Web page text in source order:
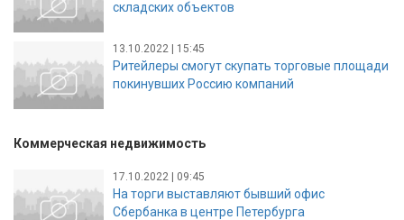
складских объектов
13.10.2022 | 15:45
Ритейлеры смогут скупать торговые площади
покинувших Россию компаний
Коммерческая недвижимость
17.10.2022 | 09:45
На торги выставляют бывший офис
Сбербанка в центре Петербурга